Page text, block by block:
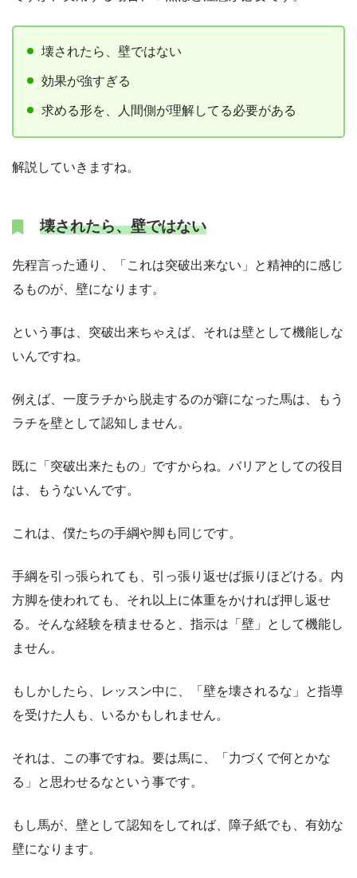
壊されたら、壁ではない
効果が強すぎる
求める形を、人間側が理解してる必要がある
解説していきますね。
壊されたら、壁ではない
先程言った通り、「これは突破出来ない」と精神的に感じ
るものが、壁になります。
という事は、突破出来ちゃえば、それは壁として機能しな
いんですね。
例えば、一度ラチから脱走するのが癖になった馬は、もう
ラチを壁として認知しません。
既に「突破出来たもの」ですからね。バリアとしての役目
は、もうないんです。
これは、僕たちの手綱や脚も同じです。
手綱を引っ張られても、引っ張り返せば振りほどける。内
方脚を使われても、それ以上に体重をかければ押し返せ
る。そんな経験を積ませると、指示は「壁」として機能し
ません。
もしかしたら、レッスン中に、「壁を壊されるな」と指導
を受けた人も、いるかもしれません。
それは、この事ですね。要は馬に、「力づくで何とかな
る」と思わせるなという事です。
もし馬が、壁として認知をしてれば、障子紙でも、有効な
壁になります。